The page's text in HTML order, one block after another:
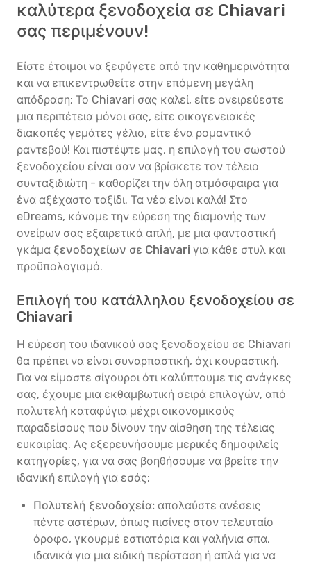
καλύτερα ξενοδοχεία σε Chiavari
σας περιμένουν!
Είστε έτοιμοι να ξεφύγετε από την καθημερινότητα
και να επικεντρωθείτε στην επόμενη μεγάλη
απόδραση; Το Chiavari σας καλεί, είτε ονειρεύεστε
μια περιπέτεια μόνοι σας, είτε οικογενειακές
διακοπές γεμάτες γέλιο, είτε ένα ρομαντικό
ραντεβού! Και πιστέψτε μας, η επιλογή του σωστού
ξενοδοχείου είναι σαν να βρίσκετε τον τέλειο
συνταξιδιώτη - καθορίζει την όλη ατμόσφαιρα για
ένα αξέχαστο ταξίδι. Τα νέα είναι καλά! Στο
eDreams, κάναμε την εύρεση της διαμονής των
ονείρων σας εξαιρετικά απλή, με μια φανταστική
γκάμα ξενοδοχείων σε Chiavari για κάθε στυλ και
προϋπολογισμό.
Επιλογή του κατάλληλου ξενοδοχείου σε
Chiavari
Η εύρεση του ιδανικού σας ξενοδοχείου σε Chiavari
θα πρέπει να είναι συναρπαστική, όχι κουραστική.
Για να είμαστε σίγουροι ότι καλύπτουμε τις ανάγκες
σας, έχουμε μια εκθαμβωτική σειρά επιλογών, από
πολυτελή καταφύγια μέχρι οικονομικούς
παραδείσους που δίνουν την αίσθηση της τέλειας
ευκαιρίας. Ας εξερευνήσουμε μερικές δημοφιλείς
κατηγορίες, για να σας βοηθήσουμε να βρείτε την
ιδανική επιλογή για εσάς:
Πολυτελή ξενοδοχεία: απολαύστε ανέσεις
πέντε αστέρων, όπως πισίνες στον τελευταίο
όροφο, γκουρμέ εστιατόρια και γαλήνια σπα,
ιδανικά για μια ειδική περίσταση ή απλά για να